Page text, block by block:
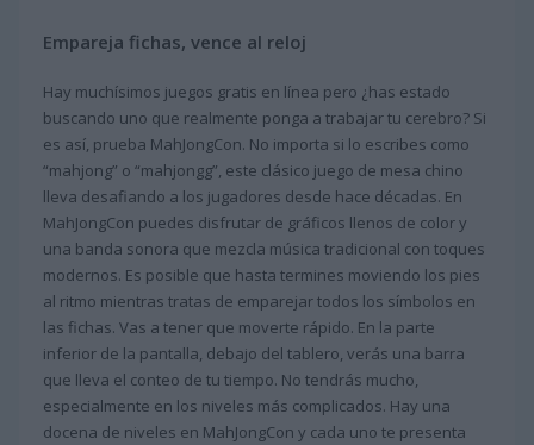
Empareja fichas, vence al reloj
Hay muchísimos juegos gratis en línea pero ¿has estado
buscando uno que realmente ponga a trabajar tu cerebro? Si
es así, prueba MahJongCon. No importa si lo escribes como
“mahjong” o “mahjongg”, este clásico juego de mesa chino
lleva desafiando a los jugadores desde hace décadas. En
MahJongCon puedes disfrutar de gráficos llenos de color y
una banda sonora que mezcla música tradicional con toques
modernos. Es posible que hasta termines moviendo los pies
al ritmo mientras tratas de emparejar todos los símbolos en
las fichas. Vas a tener que moverte rápido. En la parte
inferior de la pantalla, debajo del tablero, verás una barra
que lleva el conteo de tu tiempo. No tendrás mucho,
especialmente en los niveles más complicados. Hay una
docena de niveles en MahJongCon y cada uno te presenta